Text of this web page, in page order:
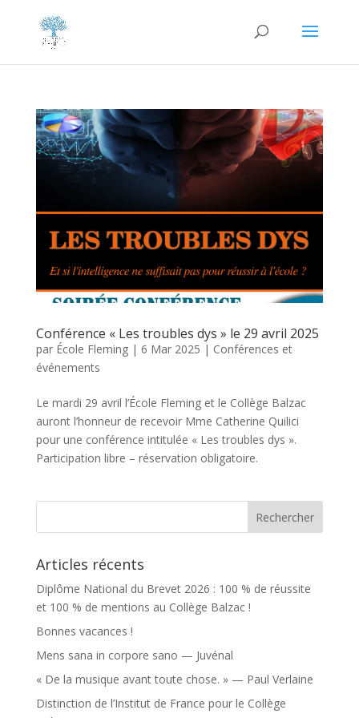
Conférence « Les troubles dys » le 29 avril 2025
par École Fleming| 6 Mar 2025 | Conférences et
événements
Le mardi 29 avril l’École Fleming et le Collège Balzac
auront l’honneur de recevoir Mme Catherine Quilici
pour une conférence intitulée « Les troubles dys ».
Participation libre – réservation obligatoire.
Articles récents
Diplôme National du Brevet 2026 : 100 % de réussite
et 100 % de mentions au Collège Balzac !
Bonnes vacances !
Mens sana in corpore sano — Juvénal
« De la musique avant toute chose. » — Paul Verlaine
Distinction de l’Institut de France pour le Collège